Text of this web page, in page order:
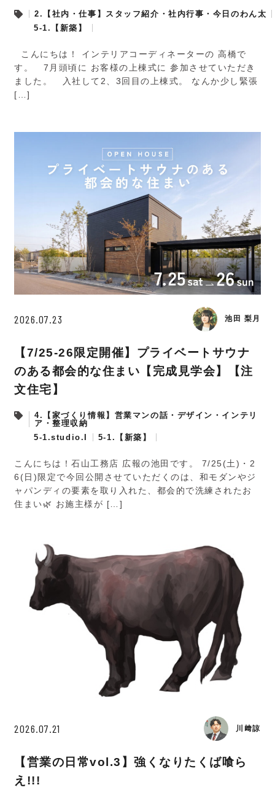
2.【社内・仕事】スタッフ紹介・社内行事・今日のわん太
5-1.【新築】
こんにちは！ インテリアコーディネーターの 高橋で
す。 7月頭頃に お客様の上棟式に 参加させていただき
ました。 入社して2、3回目の上棟式。 なんか少し緊張
[…]
2026.07.23 池田 梨月
【7/25-26限定開催】プライベートサウナ
のある都会的な住まい【完成見学会】【注
文住宅】
4.【家づくり情報】営業マンの話・デザイン・インテリ
ア・整理収納
5-1.studio.I
5-1.【新築】
こんにちは！石山工務店 広報の池田です。 7/25(土)・2
6(日)限定で今回公開させていただくのは、和モダンやジ
ャパンディの要素を取り入れた、都会的で洗練されたお
住まい🌿 お施主様が […]
2026.07.21 川﨑諒
【営業の日常vol.3】強くなりたくば喰ら
え!!!